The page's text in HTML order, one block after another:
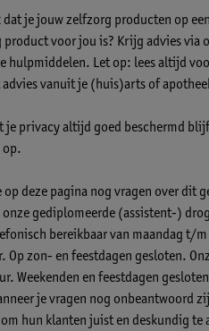
je jouw zelfzorg producten op
voor jou is? Krijg advies via
hulpmiddelen. Let op: lees altijd
vanuit je (huis)arts of
je privacy altijd goed beschermd
op.
deze pagina nog vragen over dit
onze gediplomeerde (assistent-)
bereikbaar van maandag t/
zon- en feestdagen gesloten.
Weekenden en feestdagen
je vragen nog onbeantwoord
om hun klanten juist en deskundig